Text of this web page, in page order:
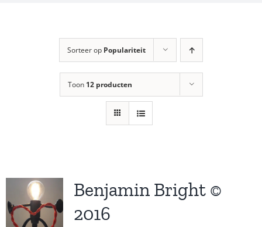
Sorteer op Populariteit
Toon 12 producten
Benjamin Bright ©
2016